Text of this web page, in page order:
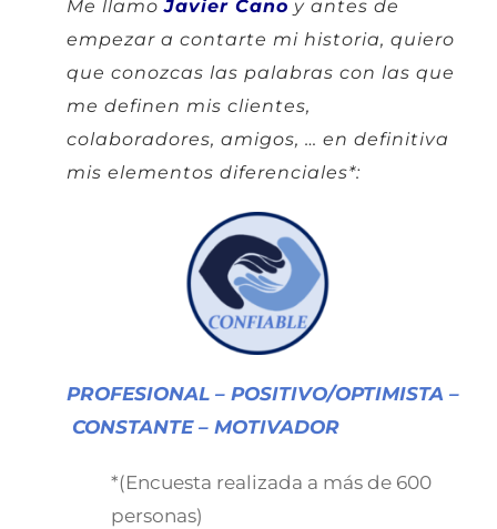
Me llamoJavier Cano y antes de
empezar a contarte mi historia, quiero
que conozcas las palabras con las que
me definen mis clientes,
colaboradores, amigos, … en definitiva
mis elementos diferenciales*:
PROFESIONAL – POSITIVO/OPTIMISTA –
CONSTANTE – MOTIVADOR
*(Encuesta realizada a más de 600
personas)